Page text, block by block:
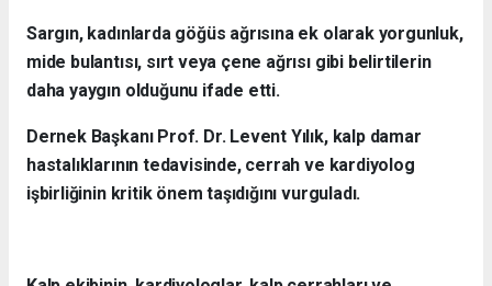
Sargın, kadınlarda göğüs ağrısına ek olarak yorgunluk,
mide bulantısı, sırt veya çene ağrısı gibi belirtilerin
daha yaygın olduğunu ifade etti.
Dernek Başkanı Prof. Dr. Levent Yılık, kalp damar
hastalıklarının tedavisinde, cerrah ve kardiyolog
işbirliğinin kritik önem taşıdığını vurguladı.